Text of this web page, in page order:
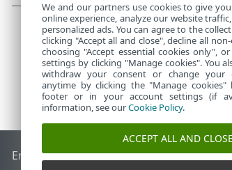
End of LifeBase de conocimiento de ESET
We and our partners use cookies to give
online experience, analyze our website
personalized ads. You can agree to the
clicking "Accept all and close", decline all
choosing "Accept essential cookies only",
settings by clicking "Manage cookies". You
withdraw your consent or change your
anytime by clicking the "Manage
footer or in your account settings (if
information, see ourCookie Policy.
ACCEPT ALL AND CLOSE